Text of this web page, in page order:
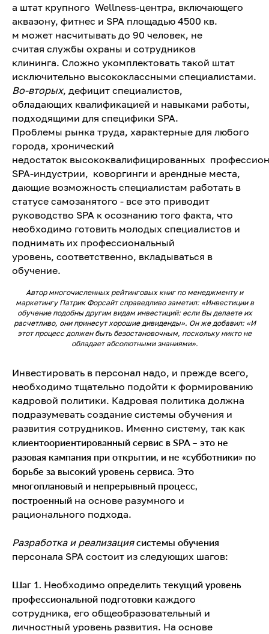
а штат крупного Wellness-центра, включающего
аквазону, фитнес и SPA площадью 4500 кв.
м может насчитывать до 90 человек, не
считая службы охраны и сотрудников
клининга. Сложно укомплектовать такой штат
исключительно высококлассными специалистами.
Во-вторых, дефицит специалистов,
обладающих квалификацией и навыками работы,
подходящими для специфики SPA.
Проблемы рынка труда, характерные для любого
города, хронический
недостаток высококвалифицированных
SPA-индустрии, коворгинги и арендные места,
дающие возможность специалистам работать в
статусе самозанятого - все это приводит
руководство SPA к осознанию того факта, что
необходимо готовить молодых специалистов и
поднимать их профессиональный
уровень, соответственно, вкладываться в
обучение.
Автор многочисленных рейтинговых книг по менеджменту и
маркетингу Патрик Форсайт справедливо заметил: «Инвестиции в
обучение подобны другим видам инвестиций: если Вы делаете их
расчетливо, они принесут хорошие дивиденды». Он же добавил: «И
этот процесс должен быть безостановочным, поскольку никто не
обладает абсолютными знаниями».
Инвестировать в персонал надо, и прежде всего,
необходимо тщательно подойти к формированию
кадровой политики. Кадровая политика должна
подразумевать создание системы обучения и
развития сотрудников. Именно систему, так как
клиентоориентированный сервис в SPA – это не
разовая кампания при открытии, и не «субботники» по
борьбе за высокий уровень сервиса. Это
многоплановый и непрерывный процесс,
построенный на основе разумного и
рационального подхода.
Разработка и реализациясистемы обучения
персонала SPA состоит из следующих шагов:
Шаг 1. Необходимо определить текущий уровень
профессиональной подготовки каждого
сотрудника, его общеобразовательный и
личностный уровень развития. На основе